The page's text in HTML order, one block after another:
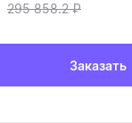
295 858.2₽
Заказать